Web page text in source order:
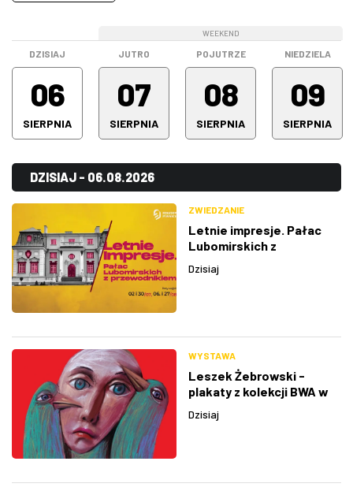
W RZESZOWIE
Spotkanie
(0)
Warsztaty
(0)
Wszystkie kategorie
(194)
DZISIAJ
06
SIERPNIA
JUTRO
07
SIERPNIA
WEEKEND
POJUTRZE
08
SIERPNIA
NIEDZIELA
09
SIERPNIA
DZISIAJ - 06.08.2026
ZWIEDZANIE
Letnie impresje. Pałac
Lubomirskich z
Dzisiaj
WYSTAWA
Leszek Żebrowski -
plakaty z kolekcji BWA w
Dzisiaj